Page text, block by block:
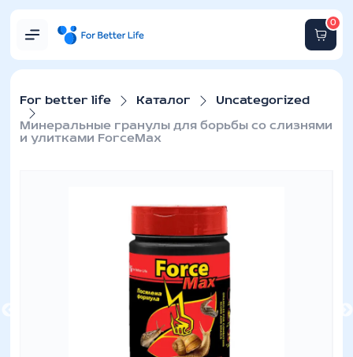
0
For better life Каталог
Uncategorized
Минеральные гранулы для борьбы со слизнями
и улитками ForceMax